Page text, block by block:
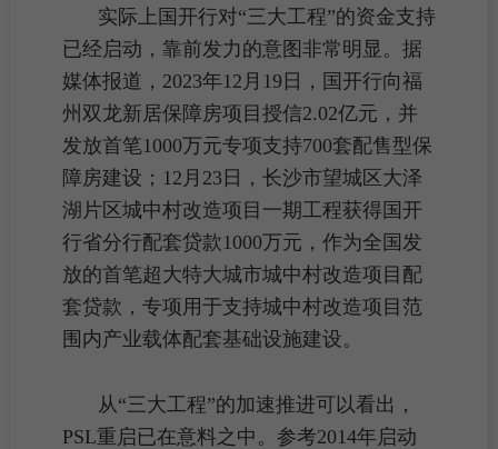
实际上国开行对“三大工程”的资金支持
已经启动，靠前发力的意图非常明显。据
媒体报道，2023年12月19日，国开行向福
州双龙新居保障房项目授信2.02亿元，并
发放首笔1000万元专项支持700套配售型保
障房建设；12月23日，长沙市望城区大泽
湖片区城中村改造项目一期工程获得国开
行省分行配套贷款1000万元，作为全国发
放的首笔超大特大城市城中村改造项目配
套贷款，专项用于支持城中村改造项目范
围内产业载体配套基础设施建设。
从“三大工程”的加速推进可以看出，
PSL重启已在意料之中。参考2014年启动